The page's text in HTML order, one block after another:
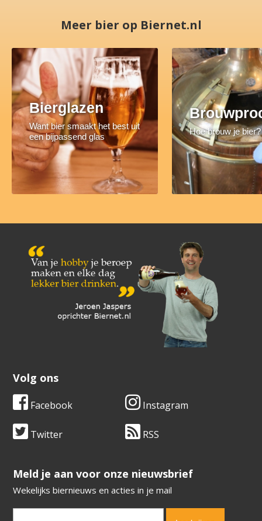
Meer bier op Biernet.nl
Bierglazen
Want bier smaakt het best uit
een bijpassend glas
Hoe brouw je bier?
Volg ons
Facebook Instagram
Twitter RSS
​​​​​​​Meld je aan voor onze nieuwsbrief
Wekelijks biernieuws en acties in je mail